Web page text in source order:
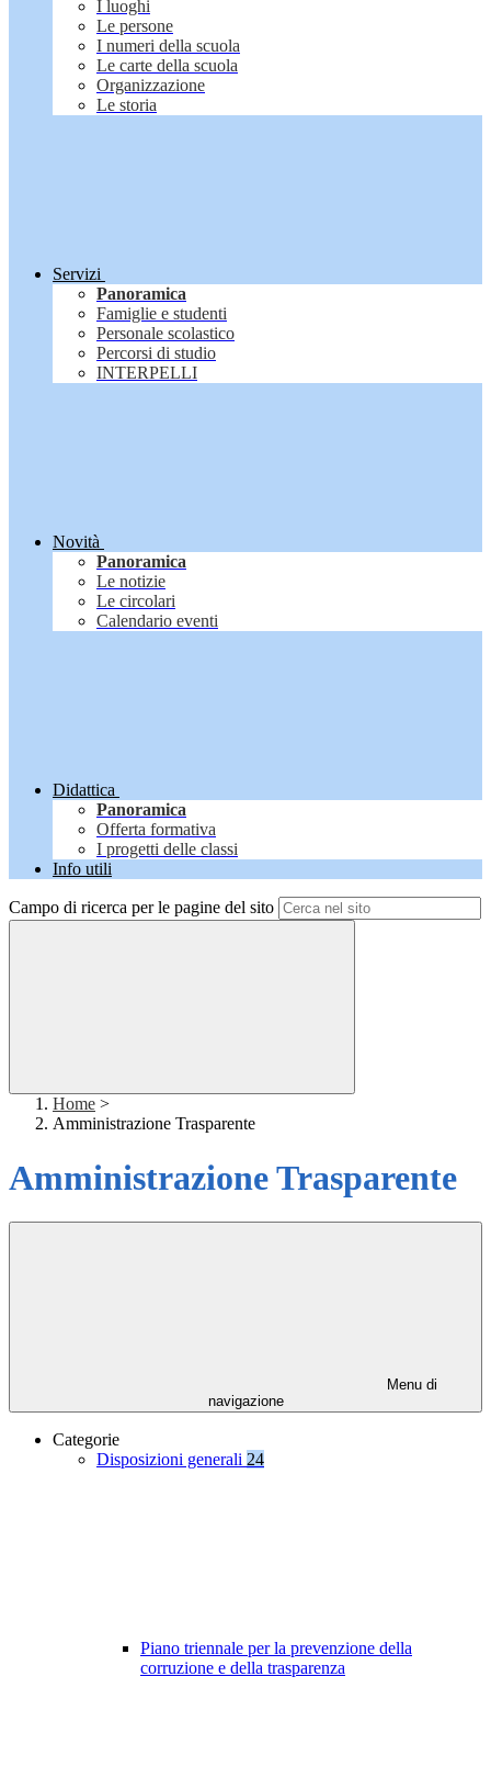
I luoghi
Le persone
I numeri della scuola
Le carte della scuola
Organizzazione
Le storia
Servizi
Panoramica
Famiglie e studenti
Personale scolastico
Percorsi di studio
INTERPELLI
Novità
Panoramica
Le notizie
Le circolari
Calendario eventi
Didattica
Panoramica
Offerta formativa
I progetti delle classi
Info utili
Campo di ricerca per le pagine del sito
Home >
Amministrazione Trasparente
Amministrazione Trasparente
Menu di
navigazione
Categorie
Disposizioni generali 24
Piano triennale per la prevenzione della
corruzione e della trasparenza